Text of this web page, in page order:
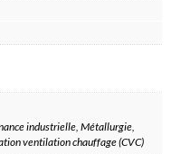
industrielle, Métallurgie,
ventilation chauffage (CVC)